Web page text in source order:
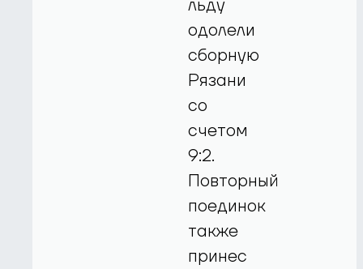
льду
одолели
сборную
Рязани
со
счетом
9:2.
Повторный
поединок
также
принес